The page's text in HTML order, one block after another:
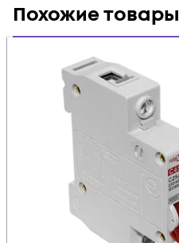
Похожие товары